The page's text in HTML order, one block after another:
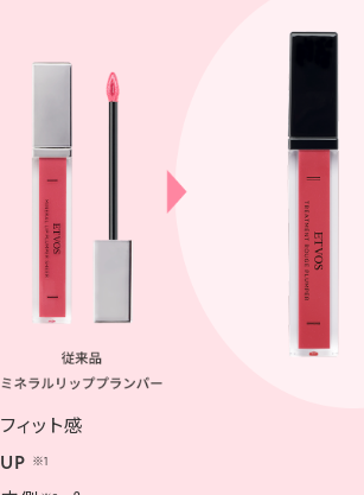
フィット感
UP ※1